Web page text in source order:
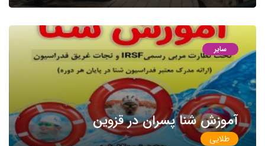
سایر
آموزش شنا پسران در قزوین
طلایی